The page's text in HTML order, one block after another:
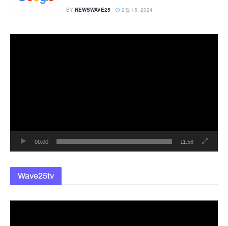
BY NEWSWAVE25 2월 15, 2024
00:00 11:56
Wave25tv